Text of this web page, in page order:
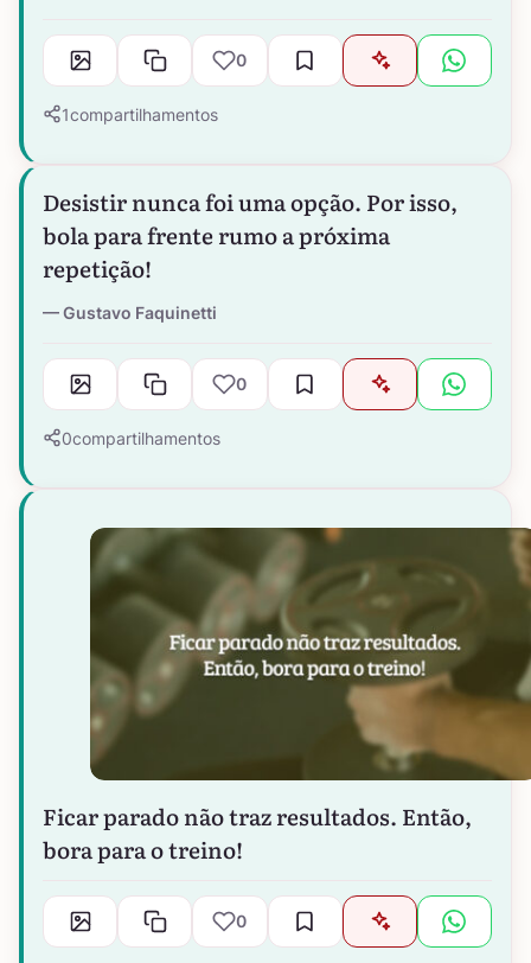
0
1compartilhamentos
Desistir nunca foi uma opção. Por isso,
bola para frente rumo a próxima
repetição!
Gustavo Faquinetti
0
0compartilhamentos
Ficar parado não traz resultados. Então,
bora para o treino!
0